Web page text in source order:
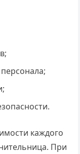
каждого
При